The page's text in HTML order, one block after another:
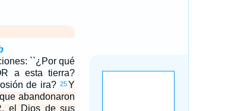
``¿Por qué
a esta tierra?
de ira? 25 Y
abandonaron
el Dios de sus